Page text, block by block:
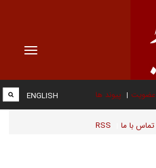
Toggle
عضویت پیوند ها
تماس با ما RSS
ENGLISH